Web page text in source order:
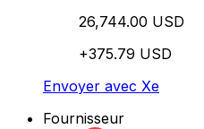
26,744.00 USD
+375.79 USD
Envoyer avec Xe
Fournisseur